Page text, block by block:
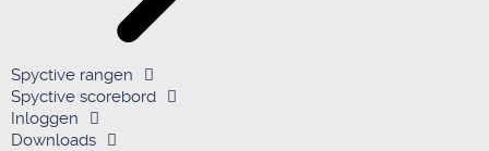
Spyctive rangen
Spyctive scorebord
Inloggen
Downloads